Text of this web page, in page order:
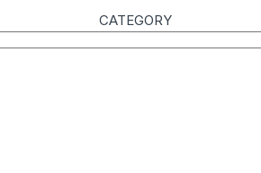
CATEGORY